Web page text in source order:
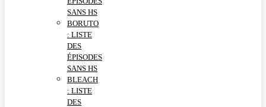
SANS HS
BORUTO
: LISTE
DES
ÉPISODES
SANS HS
BLEACH
: LISTE
DES